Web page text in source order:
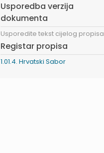
Usporedba verzija
dokumenta
Usporedite tekst cijelog propisa
Registar propisa
1.01.4. Hrvatski Sabor